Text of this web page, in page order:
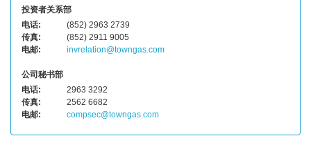
投资者关系部
电话:
(852) 2963 2739
传真:
(852) 2911 9005
电邮:
invrelation@towngas.com
公司秘书部
电话:
2963 3292
传真:
2562 6682
电邮:
compsec@towngas.com